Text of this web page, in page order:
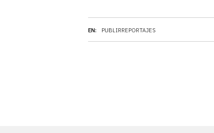
EN: PUBLIRREPORTAJES